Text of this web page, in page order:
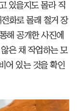
있을지도 몰라 직
화로 몰래 철거 장
해 공개한 사진에
은 채 작업하는 모
어 있는 것을 확인